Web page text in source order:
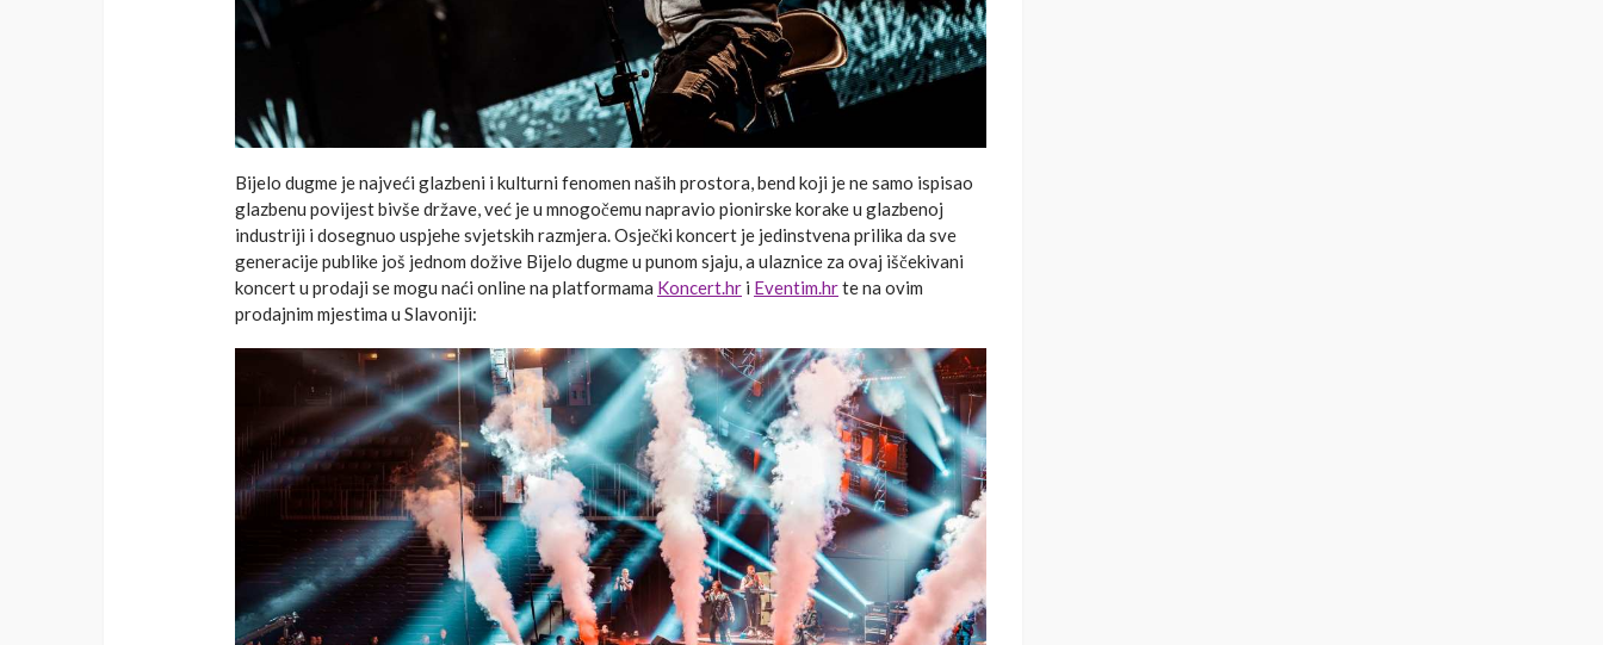
Bijelo dugme je najveći glazbeni i kulturni fenomen naših prostora, bend koji je ne samo ispisao
glazbenu povijest bivše države, već je u mnogočemu napravio pionirske korake u glazbenoj
industriji i dosegnuo uspjehe svjetskih razmjera. Osječki koncert je jedinstvena prilika da sve
generacije publike još jednom dožive Bijelo dugme u punom sjaju, a ulaznice za ovaj iščekivani
koncert u prodaji se mogu naći online na platformama Koncert.hr i Eventim.hrte na ovim
prodajnim mjestima u Slavoniji: